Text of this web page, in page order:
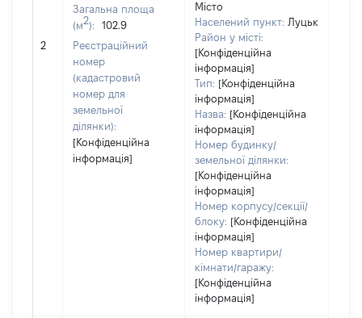
2
Загальна площа
(м2):
102.9
Реєстраційний
номер
(кадастровий
номер для
земельної
ділянки):
[Конфіденційна
інформація]
Місто
Населений пункт: Луцьк
Район у місті:
[Конфіденційна
інформація]
Тип: [Конфіденційна
інформація]
Назва: [Конфіденційна
інформація]
Номер будинку/
земельної ділянки:
[Конфіденційна
інформація]
Номер корпусу/секції/
блоку: [Конфіденційна
інформація]
Номер квартири/
кімнати/гаражу:
[Конфіденційна
інформація]